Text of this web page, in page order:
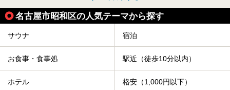
名古屋市昭和区の人気テーマから探す
サウナ 宿泊
お食事・食事処 駅近（徒歩10分以内）
ホテル 格安（1,000円以下）